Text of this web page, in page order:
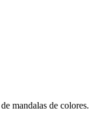
mandalas de colores.